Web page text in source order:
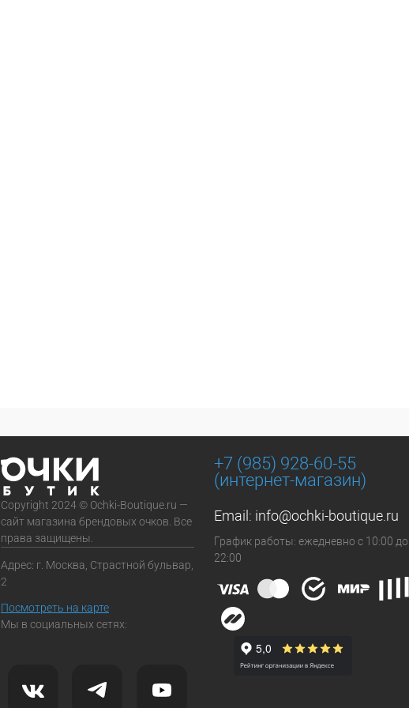
Copyright 2024 © Ochki-Boutique.ru —
сайт магазина брендовых очков. Все
права защищены.
Адрес: г. Москва, Страстной бульвар,
2
Посмотреть на карте
Мы в социальных сетях:
+7 (985) 928-60-55
(интернет-магазин)
Email: info@ochki-boutique.ru
График работы: ежедневно с 10:00 до
22:00